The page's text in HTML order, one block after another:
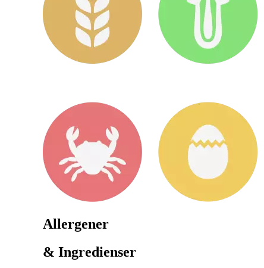
Allergener
& Ingredienser